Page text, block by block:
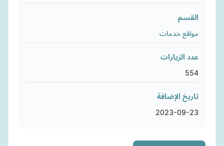
القسم
مواقع خدمات
عدد الزيارات
554
تاريخ الإضافة
2023-09-23